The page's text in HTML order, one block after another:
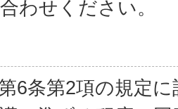
わせください。
6条第2項の規定に